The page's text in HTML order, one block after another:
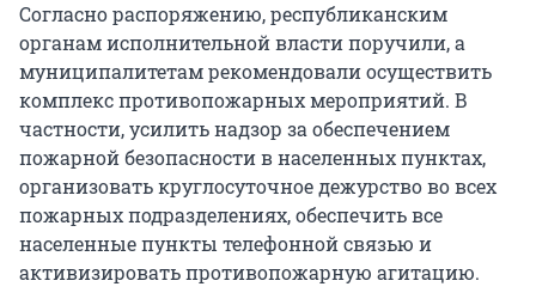
Согласно распоряжению, республиканским
органам исполнительной власти поручили, а
муниципалитетам рекомендовали осуществить
комплекс противопожарных мероприятий. В
частности, усилить надзор за обеспечением
пожарной безопасности в населенных пунктах,
организовать круглосуточное дежурство во всех
пожарных подразделениях, обеспечить все
населенные пункты телефонной связью и
активизировать противопожарную агитацию.